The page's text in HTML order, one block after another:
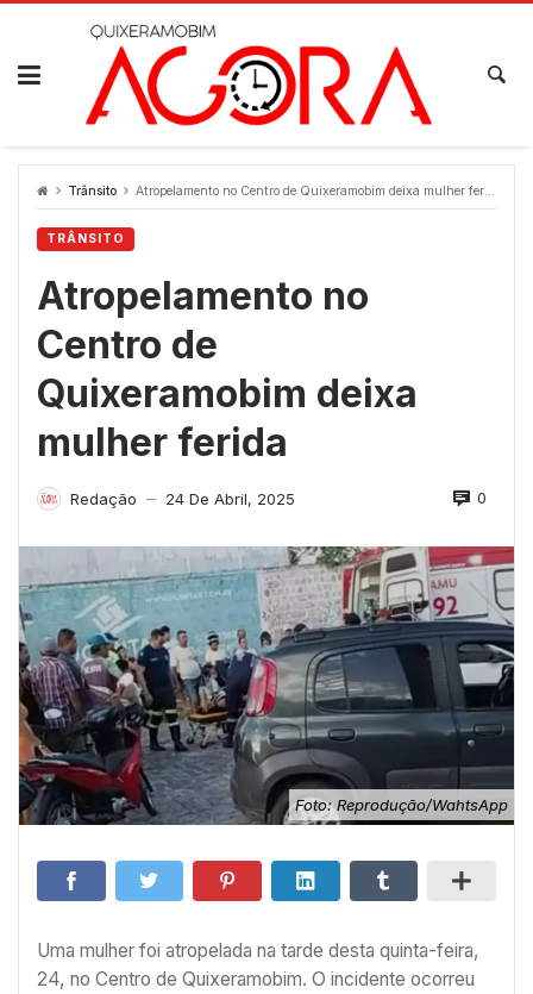
Skip
Trânsito Atropelamento no Centro de Quixeramobim deixa mulher ferida
TRÂNSITO
Atropelamento no
Centro de
Quixeramobim deixa
mulher ferida
Redação — 24 De Abril, 2025 0
Foto: Reprodução/WahtsApp
Uma mulher foi atropelada na tarde desta quinta-feira,
24, no Centro de Quixeramobim. O incidente ocorreu